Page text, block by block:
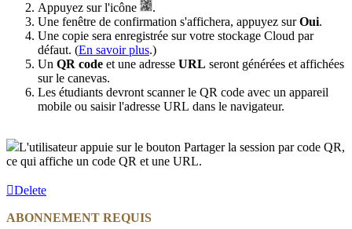
Appuyez sur l'icône
.
Une fenêtre de confirmation s'affichera, appuyez surOui.
Une copie sera enregistrée sur votre stockage Cloud par
défaut. (En savoir plus.)
Un QR code et une adresse URL seront générées et affichées
sur le canevas.
Les étudiants devront scanner le QR code avec un appareil
mobile ou saisir l'adresse URL dans le navigateur.
L'utilisateur appuie sur le bouton Partager la session par code QR,
ce qui affiche un code QR et une URL.
Delete
ABONNEMENT REQUIS